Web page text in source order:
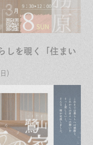
しを覗く「住まい
）